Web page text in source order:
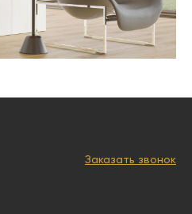
Заказать звонок